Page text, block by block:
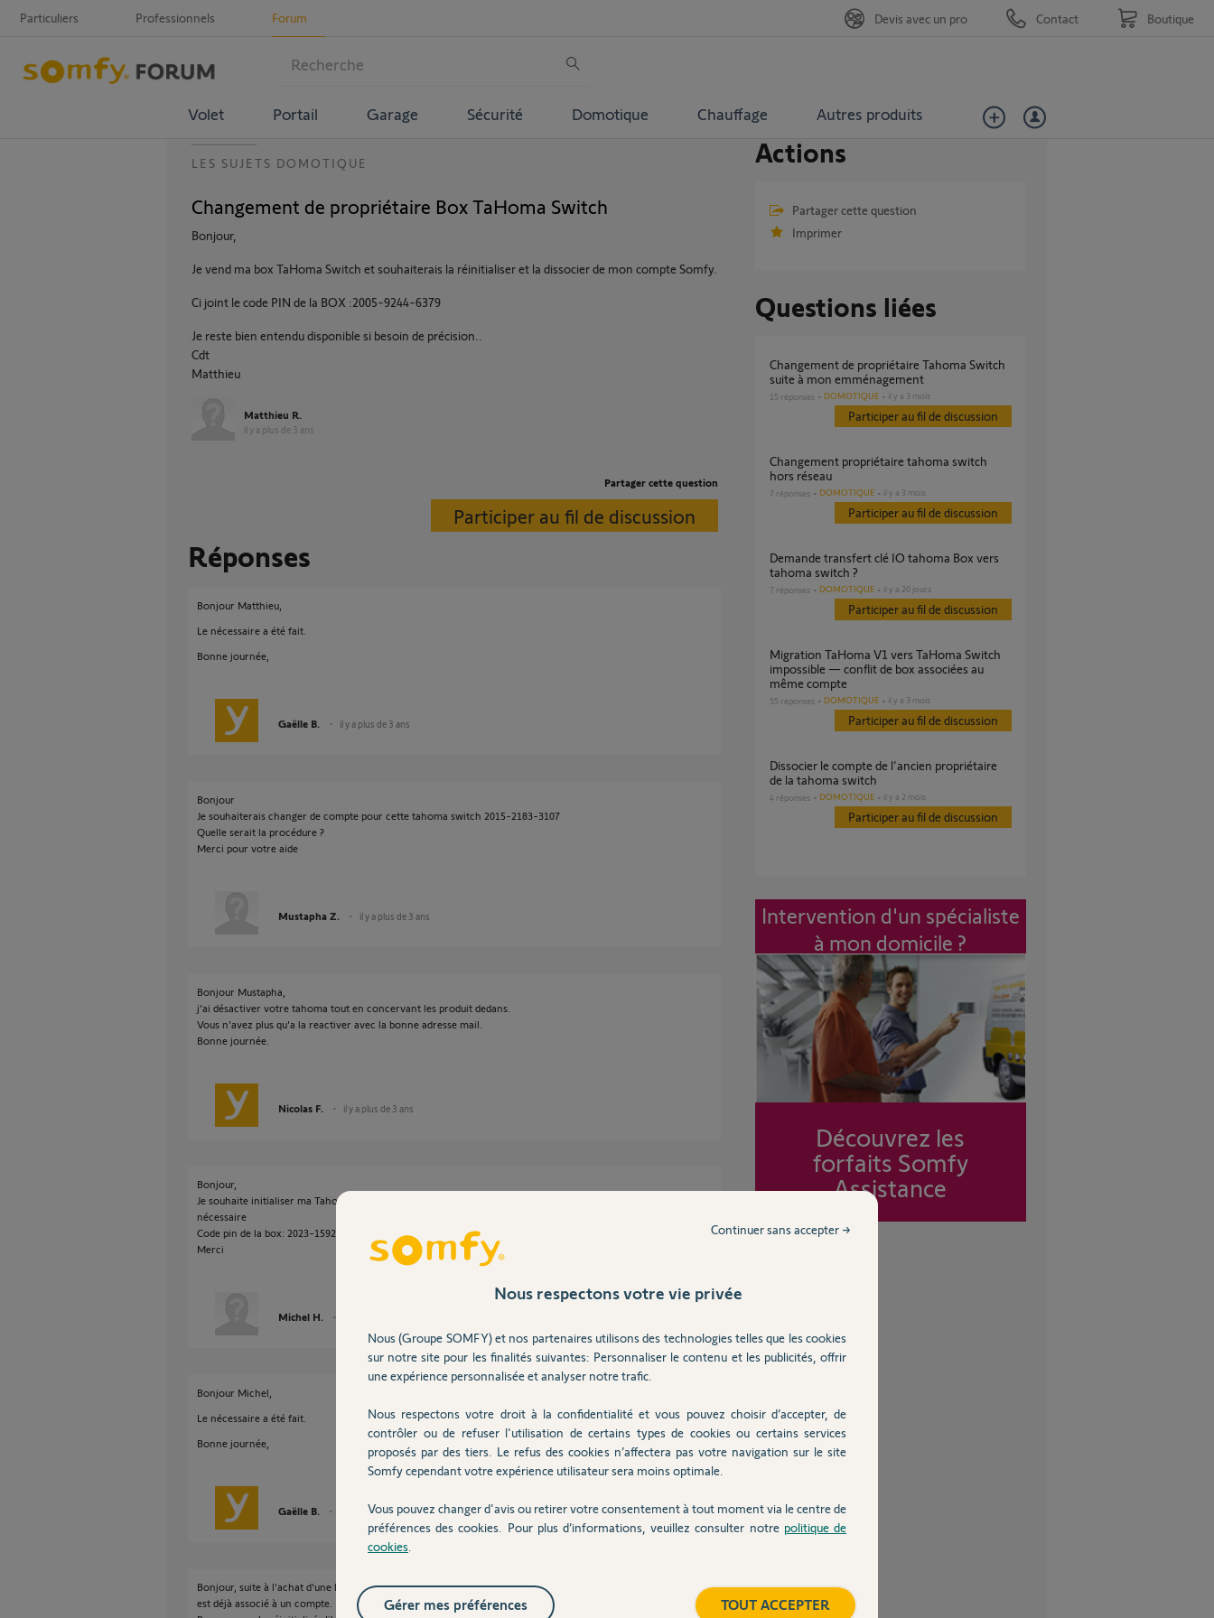
Particuliers Professionnels Forum
Volet Portail Garage Sécurité Domotique Chauffage Autres produits
Devis avec un pro Contact Boutique
LES SUJETS DOMOTIQUE
Changement de propriétaire Box TaHoma Switch
Bonjour,
Je vend ma box TaHoma Switch et souhaiterais la réinitialiser et la dissocier de mon compte Somfy.
Ci joint le code PIN de la BOX :2005-9244-6379
Je reste bien entendu disponible si besoin de précision..
Cdt
Matthieu
Matthieu R.
il y a plus de 3 ans
Partager cette question
Participer au fil de discussion
Réponses
Bonjour Matthieu,
Le nécessaire a été fait.
Bonne journée,
Gaëlle B. il y a plus de 3 ans
Bonjour
Je souhaiterais changer de compte pour cette tahoma switch 2015-2183-3107
Quelle serait la procédure ?
Merci pour votre aide
Mustapha Z. il y a plus de 3 ans
Bonjour Mustapha,
j'ai désactiver votre tahoma tout en concervant les produit dedans.
Vous n'avez plus qu'a la reactiver avec la bonne adresse mail.
Bonne journée.
Nicolas F. il y a plus de 3 ans
Bonjour,
Je souhaite initialiser ma Tahoma Switch dans le but de la vendre, pouvez vous faire le
nécessaire
Code pin de la box: 2023-1592-5954
Merci
Michel H.
Bonjour Michel,
Le nécessaire a été fait.
Bonne journée,
Gaëlle B. il y a plus de 3 ans
Bonjour, suite à l'achat d'une box Tahoma switch en magasin. Lors de l'installation, celle ci
est déjà associé à un compte.
Actions
Partager cette question
Imprimer
Questions liées
Changement de propriétaire Tahoma Switch
suite à mon emménagement
15 réponses DOMOTIQUE il y a 3 mois
Participer au fil de discussion
Changement propriétaire tahoma switch
hors réseau
7 réponses DOMOTIQUE il y a 3 mois
Participer au fil de discussion
Demande transfert clé IO tahoma Box vers
tahoma switch ?
7 réponses DOMOTIQUE il y a 20 jours
Participer au fil de discussion
Migration TaHoma V1 vers TaHoma Switch
impossible — conflit de box associées au
même compte
55 réponses DOMOTIQUE il y a 3 mois
Participer au fil de discussion
Dissocier le compte de l'ancien propriétaire
de la tahoma switch
4 réponses DOMOTIQUE il y a 2 mois
Participer au fil de discussion
Intervention d'un spécialiste
à mon domicile ?
Découvrez les
forfaits Somfy
Assistance
Nous respectons votre vie privée
Nous (Groupe SOMFY) et nos partenaires utilisons des technologies telles que les cookies
sur notre site pour les finalités suivantes: Personnaliser le contenu et les publicités, offrir
une expérience personnalisée et analyser notre trafic.
Nous respectons votre droit à la confidentialité et vous pouvez choisir d’accepter, de
contrôler ou de refuser l'utilisation de certains types de cookies ou certains services
proposés par des tiers. Le refus des cookies n’affectera pas votre navigation sur le site
Somfy cependant votre expérience utilisateur sera moins optimale.
Vous pouvez changer d'avis ou retirer votre consentement à tout moment via le centre de
préférences des cookies. Pour plus d’informations, veuillez consulter notre politique de
cookies
Continuer sans accepter →
TOUT ACCEPTER
Gérer mes préférences